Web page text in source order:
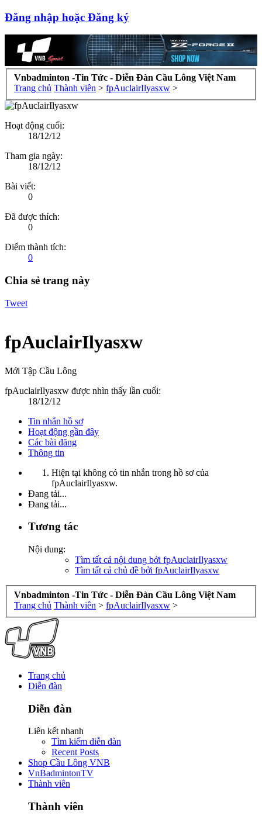
Đăng nhập hoặc Đăng ký
Vnbadminton -Tin Tức - Diễn Đàn Cầu Lông Việt Nam
Trang chủ Thành viên > fpAuclairIlyasxw >
Hoạt động cuối:
18/12/12
Tham gia ngày:
18/12/12
Bài viết:
0
Đã được thích:
0
Điểm thành tích:
0
Chia sẻ trang này
Tweet
fpAuclairIlyasxw
Mới Tập Cầu Lông
fpAuclairIlyasxw được nhìn thấy lần cuối:
18/12/12
Tin nhắn hồ sơ
Hoạt động gần đây
Các bài đăng
Thông tin
Hiện tại không có tin nhắn trong hồ sơ của
fpAuclairIlyasxw.
Đang tải...
Đang tải...
Tương tác
Nội dung:
Tìm tất cả nội dung bởi fpAuclairIlyasxw
Tìm tất cả chủ đề bởi fpAuclairIlyasxw
Vnbadminton -Tin Tức - Diễn Đàn Cầu Lông Việt Nam
Trang chủ Thành viên > fpAuclairIlyasxw >
Trang chủ
Diễn đàn
Diễn đàn
Liên kết nhanh
Tìm kiếm diễn đàn
Recent Posts
Shop Cầu Lông VNB
VnBadmintonTV
Thành viên
Thành viên